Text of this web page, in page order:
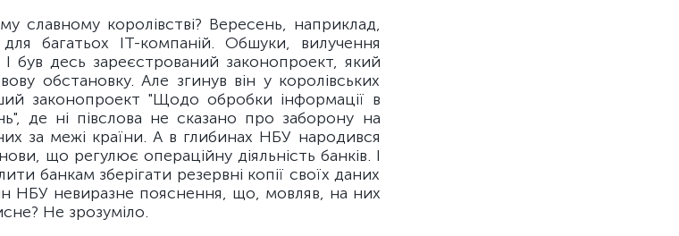
славному королівстві? Вересень, наприклад,
багатьох ІТ-компаній. Обшуки, вилучення
був десь зареєстрований законопроект, який
обстановку. Але згинув він у королівських
законопроект "Щодо обробки інформації в
де ні півслова не сказано про заборону на
за межі країни. А в глибинах НБУ народився
що регулює операційну діяльність банків. І
банкам зберігати резервні копії своїх даних
НБУ невиразне пояснення, що, мовляв, на них
Не зрозуміло.